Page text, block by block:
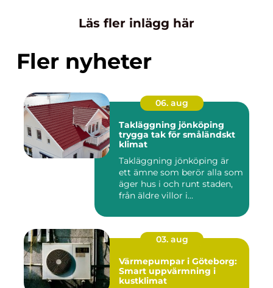
Läs fler inlägg här
Fler nyheter
06. aug
Takläggning jönköping
trygga tak för småländskt
klimat
Takläggning jönköping är
ett ämne som berör alla som
äger hus i och runt staden,
från äldre villor i...
03. aug
Värmepumpar i Göteborg:
Smart uppvärmning i
kustklimat